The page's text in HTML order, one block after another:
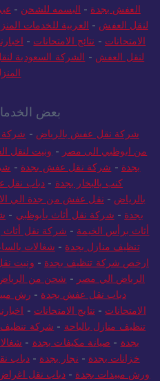
-وورلد وايد إكسبريس للشحن
العفش بجدة -البسمه للشحن -
لنقل العفش-العربية للخدمات
الامتحانات- نتائج الامتحانات-
الشركة السعودية
بعض
شركة نقل عفش بالرياض -شركة
من ابوظبي الى مصر-ونيت لنقل
بجدة- شركة نقل عفش بجدة-
كنب بالبخار بجدة - دباب
بالرياض -نقل عفش من جدة الي
بجدة-شركة نقل أثاث بأبوظبي-
أثاث برأس الخيمة-شركة نقل أثاث
تنظيف منازل بجدة -شغالات
ارخص شركة تنظيف بجدة -ونيت
الرياض الي مصر- شحن من
دباب نقل عفش بجدة- رش
الامتحانات- نتايج الامتحانات-
تنظيف منازل بالباحة- شركة تنظيف
بجدة- صيانة مكيفات بجدة -
خزانات بجدة-نجار بجدة- دباب